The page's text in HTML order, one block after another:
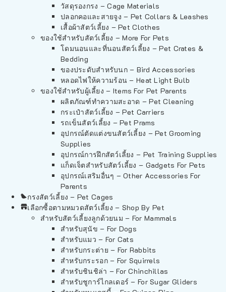
วัสดุรองกรง – Cage Materials
ปลอกคอและสายจูง – Pet Collars & Leashes
เสื้อผ้าสัตว์เลี้ยง – Pet Clothes
ของใช้สำหรับสัตว์เลี้ยง – More For Pets
โดมนอนและที่นอนสัตว์เลี้ยง – Pet Crates &
Bedding
ของประดับสำหรับนก – Bird Accessories
หลอดไฟให้ความร้อน – Heat Light Bulb
ของใช้สำหรับผู้เลี้ยง – Items For Pet Parents
ผลิตภัณฑ์ทำความสะอาด – Pet Cleaning
กระเป๋าสัตว์เลี้ยง – Pet Carriers
รถเข็นสัตว์เลี้ยง – Pet Prams
อุปกรณ์ตัดแต่งขนสัตว์เลี้ยง – Pet Grooming
Supplies
อุปกรณ์การฝึกสัตว์เลี้ยง – Pet Training Supplies
แก็ดเจ็ตสำหรับสัตว์เลี้ยง – Gadgets For Pets
อุปกรณ์เสริมอื่นๆ – Other Accessories For
Parents
กรงสัตว์เลี้ยง – Pet Cages
เลือกซื้อตามหมวดสัตว์เลี้ยง – Shop By Pet
สำหรับสัตว์เลี้ยงลูกด้วยนม – For Mammals
สำหรับสุนัข – For Dogs
สำหรับแมว – For Cats
สำหรับกระต่าย – For Rabbits
สำหรับกระรอก – For Squirrels
สำหรับชินชิล่า – For Chinchillas
สำหรับชูการ์ไกลเดอร์ – For Sugar Gliders